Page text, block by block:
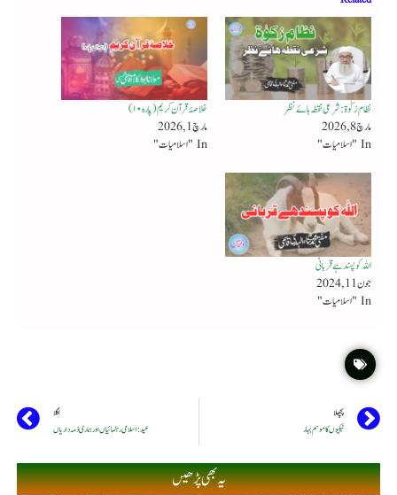
نظام زکوٰۃ : شرعی نقطہ ہائے نظر
مارچ 8, 2026
In "اسلامیات"
خلاصۂ قرآن کریم (پارہ ۱۰)
مارچ 1, 2026
In "اسلامیات"
اللہ کو پسند ہے قربانی
جون 11, 2024
In "اسلامیات"
پچھلا
نیکیوں کا موسم بہار
اگلا
عید: اسلامی رہنمائیاں اور ہماری ذمہ داریاں
یہ بھی پڑھیں